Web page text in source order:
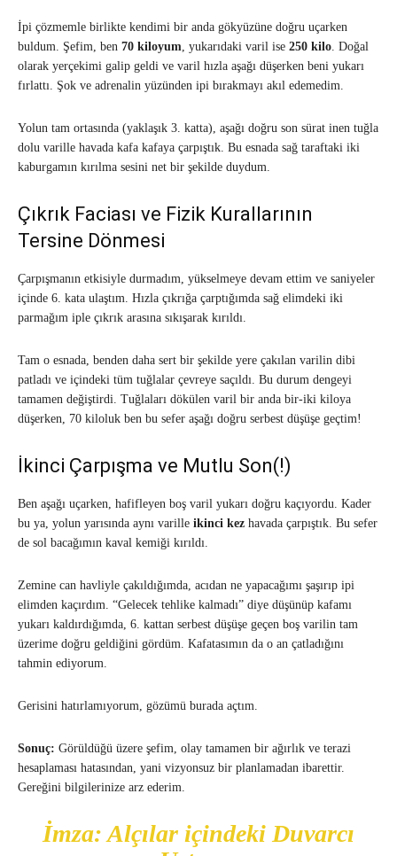
İpi çözmemle birlikte kendimi bir anda gökyüzüne doğru uçarken
buldum. Şefim, ben 70 kiloyum , yukarıdaki varil ise 250 kilo . Doğal
olarak yerçekimi galip geldi ve varil hızla aşağı düşerken beni yukarı
fırlattı. Şok ve adrenalin yüzünden ipi bırakmayı akıl edemedim.
Yolun tam ortasında (yaklaşık 3. katta), aşağı doğru son sürat inen tuğla
dolu varille havada kafa kafaya çarpıştık. Bu esnada sağ taraftaki iki
kaburgamın kırılma sesini net bir şekilde duydum.
Çıkrık Faciası ve Fizik Kurallarının
Tersine Dönmesi
Çarpışmanın etkisiyle durmadım, yükselmeye devam ettim ve saniyeler
içinde 6. kata ulaştım. Hızla çıkrığa çarptığımda sağ elimdeki iki
parmağım iple çıkrık arasına sıkışarak kırıldı.
Tam o esnada, benden daha sert bir şekilde yere çakılan varilin dibi
patladı ve içindeki tüm tuğlalar çevreye saçıldı. Bu durum dengeyi
tamamen değiştirdi. Tuğlaları dökülen varil bir anda bir-iki kiloya
düşerken, 70 kiloluk ben bu sefer aşağı doğru serbest düşüşe geçtim!
İkinci Çarpışma ve Mutlu Son(!)
Ben aşağı uçarken, hafifleyen boş varil yukarı doğru kaçıyordu. Kader
bu ya, yolun yarısında aynı varille ikinci kez havada çarpıştık. Bu sefer
de sol bacağımın kaval kemiği kırıldı.
Zemine can havliyle çakıldığımda, acıdan ne yapacağımı şaşırıp ipi
elimden kaçırdım. “Gelecek tehlike kalmadı” diye düşünüp kafamı
yukarı kaldırdığımda, 6. kattan serbest düşüşe geçen boş varilin tam
üzerime doğru geldiğini gördüm. Kafatasımın da o an çatladığını
tahmin ediyorum.
Gerisini hatırlamıyorum, gözümü burada açtım.
Sonuç: Görüldüğü üzere şefim, olay tamamen bir ağırlık ve terazi
hesaplaması hatasından, yani vizyonsuz bir planlamadan ibarettir.
Gereğini bilgilerinize arz ederim.
İmza: Alçılar içindeki Duvarcı